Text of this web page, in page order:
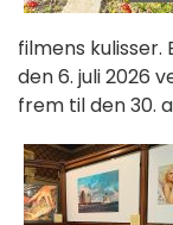
filmens kulisser.
den 6. juli 2026
frem til den 30.